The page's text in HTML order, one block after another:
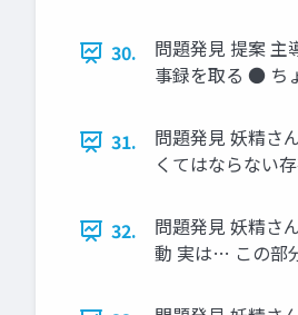
30.
問題発見 提案
事録を取る ● ち
31.
問題発見 妖精さ
くてはならない
32.
問題発見 妖精さ
動 実は… この部